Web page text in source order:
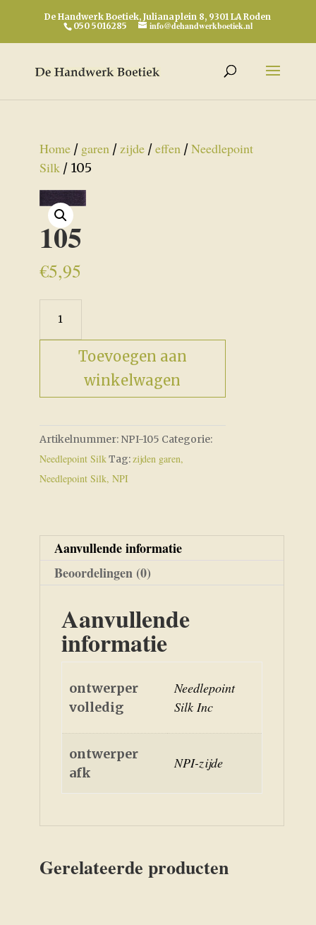
De Handwerk Boetiek, Julianaplein 8, 9301 LA Roden
050 5016285
info@dehandwerkboetiek.nl
Home/ garen/zijde/effen/Needlepoint
Silk/ 105
105
€5,95
aantal
Toevoegen aan
winkelwagen
Artikelnummer: NPI-105 Categorie:
Needlepoint SilkTag:zijden garen,
Needlepoint Silk, NPI
Aanvullende informatie
Beoordelingen (0)
Aanvullende
informatie
ontwerper
volledig
Needlepoint
Silk Inc
ontwerper
afk
NPI-zijde
Gerelateerde producten